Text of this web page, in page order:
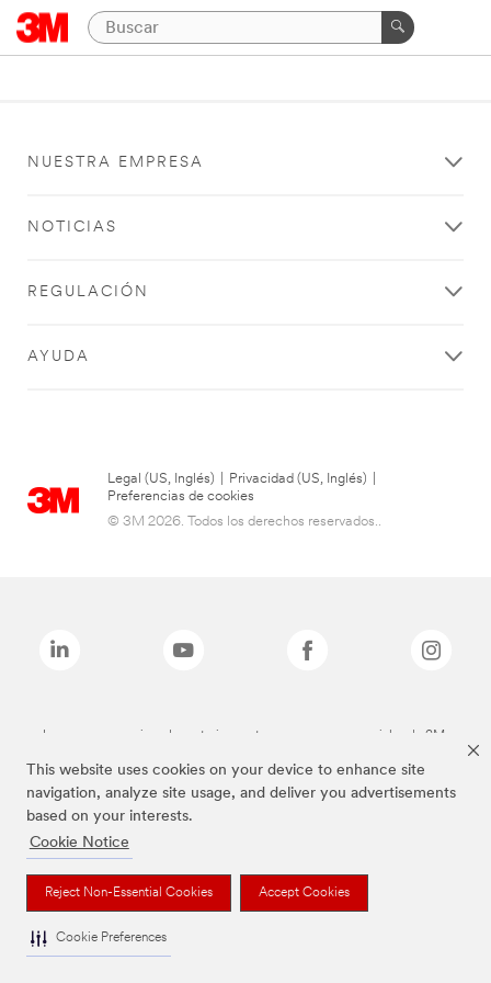
This website uses cookies on your device to enhance site
navigation, analyze site usage, and deliver you advertisements
based on your interests.
Cookie Notice
Reject Non-Essential Cookies Accept Cookies
Cookie Preferences
NUESTRA EMPRESA
NOTICIAS
REGULACIÓN
AYUDA
Legal (US, Inglés) Privacidad (US, Inglés)
Preferencias de cookies
© 3M 2026. Todos los derechos reservados..
Las marcas mencionadas anteriormente son marcas comerciales de 3M.